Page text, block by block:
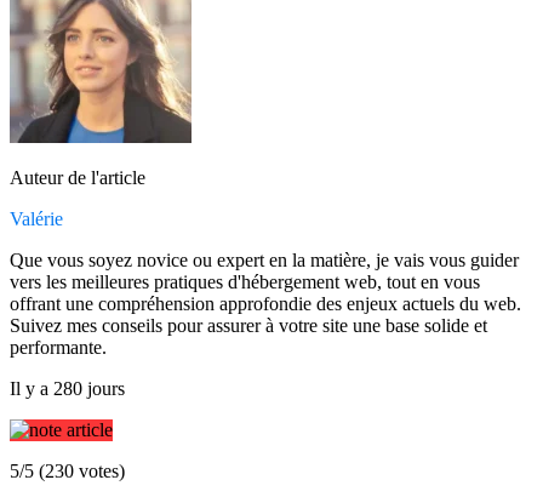
Auteur de l'article
Valérie
Que vous soyez novice ou expert en la matière, je vais vous guider
vers les meilleures pratiques d'hébergement web, tout en vous
offrant une compréhension approfondie des enjeux actuels du web.
Suivez mes conseils pour assurer à votre site une base solide et
performante.
Il y a 280 jours
5/5 (230 votes)